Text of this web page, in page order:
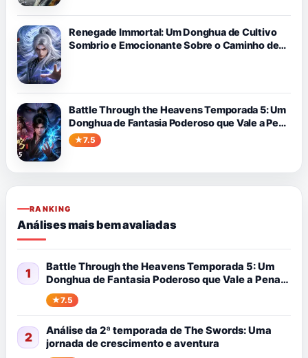
Renegade Immortal: Um Donghua de Cultivo
Sombrio e Emocionante Sobre o Caminho de
Battle Through the Heavens Temporada 5: Um
Donghua de Fantasia Poderoso que Vale a Pena
Assistir
7.5
RANKING
Análises mais bem avaliadas
1
Battle Through the Heavens Temporada 5: Um
Donghua de Fantasia Poderoso que Vale a Pena
Assistir
7.5
2
Análise da 2ª temporada de The Swords: Uma
jornada de crescimento e aventura